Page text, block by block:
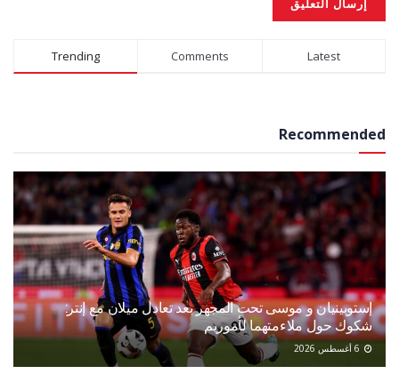
Alternative:
Trending Comments Latest
Recommended
إستوبينيان و موسى تحت المجهر بعد تعادل ميلان مع إنتر:
شكوك حول ملاءمتهما لأموريم